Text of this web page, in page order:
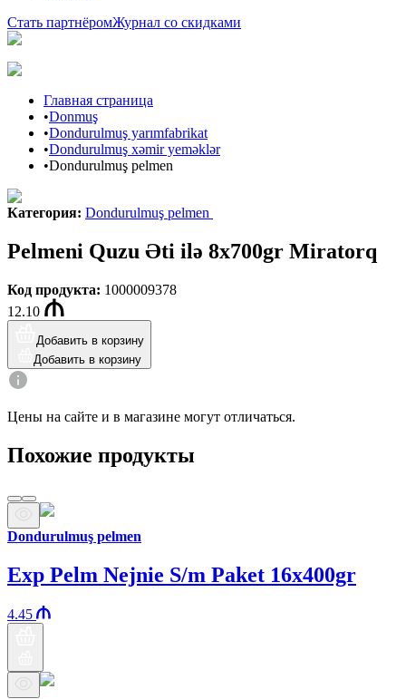
Стать партнёромЖурнал со скидками
Главная страница
•Donmuş
•Dondurulmuş yarımfabrikat
•Dondurulmuş xəmir yeməklər
•Dondurulmuş pelmen
Категория: Dondurulmuş pelmen
Pelmeni Quzu Əti ilə 8x700gr Miratorq
Код продукта: 1000009378
12.10
Добавить в корзину
Добавить в корзину
Цены на сайте и в магазине могут отличаться.
Похожие продукты
Dondurulmuş pelmen
Exp Pelm Nejnie S/m Paket 16x400gr
4.45